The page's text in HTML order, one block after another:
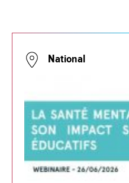
National